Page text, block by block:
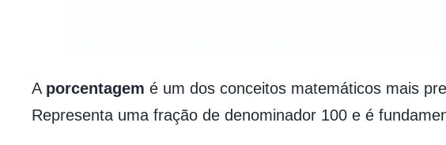
A porcentagem é um dos conceitos matemáticos mais
Representa uma fração de denominador 100 e é